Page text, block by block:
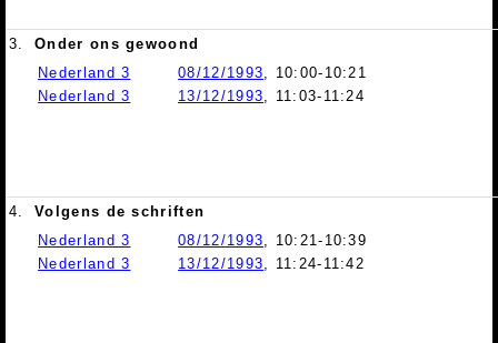
3.
Onder ons gewoond
Nederland 3
08/12/1993, 10:00-10:21
Nederland 3
13/12/1993, 11:03-11:24
4.
Volgens de schriften
Nederland 3
08/12/1993, 10:21-10:39
Nederland 3
13/12/1993, 11:24-11:42